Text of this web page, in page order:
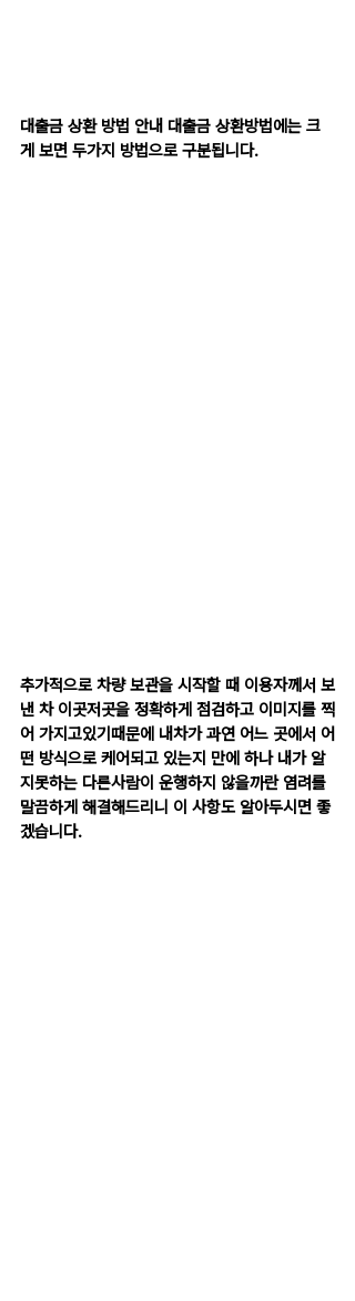
대출금 상환 방법 안내 대출금 상환방법에는 크
게 보면 두가지 방법으로 구분됩니다.
추가적으로 차량 보관을 시작할 때 이용자께서 보
낸 차 이곳저곳을 정확하게 점검하고 이미지를 찍
어 가지고있기때문에 내차가 과연 어느 곳에서 어
떤 방식으로 케어되고 있는지 만에 하나 내가 알
지못하는 다른사람이 운행하지 않을까란 염려를
말끔하게 해결해드리니 이 사항도 알아두시면 좋
겠습니다.